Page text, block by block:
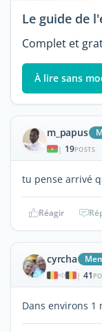
Le guide de
Complet et
À lire sans
m_papus
| 19POSTS
tu pense arrivé
Réagir
cyrcha
| 41
Dans environs 1